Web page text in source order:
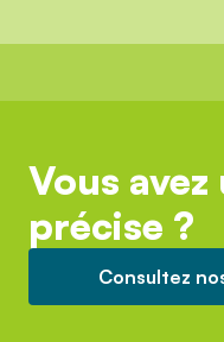
Vous
précise ?
Consultez